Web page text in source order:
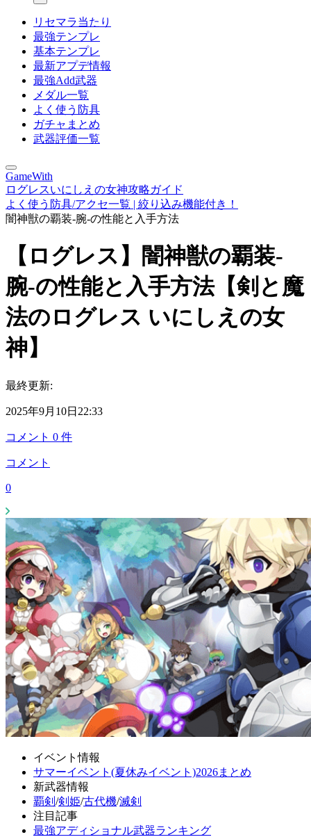
リセマラ当たり
最強テンプレ
基本テンプレ
最新アプデ情報
最強Add武器
メダル一覧
よく使う防具
ガチャまとめ
武器評価一覧
GameWith
ログレスいにしえの女神攻略ガイド
よく使う防具/アクセ一覧 | 絞り込み機能付き！
闇神獣の覇装-腕-の性能と入手方法
【ログレス】闇神獣の覇装-
腕-の性能と入手方法【剣と魔
法のログレス いにしえの女
神】
最終更新:
2025年9月10日22:33
コメント 0 件
コメント
0
イベント情報
サマーイベント(夏休みイベント)2026まとめ
新武器情報
覇剣 /剣姫/古代機/滅剣
注目記事
最強アディショナル武器ランキング